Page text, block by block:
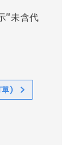
"未含代
單)